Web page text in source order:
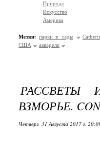
Природа
Искусство
Америка
Метки: парки и сады
США
акварели
РАССВЕТЫ
ВЗМОРЬЕ.
Четверг, 31 Августа 2017 г.